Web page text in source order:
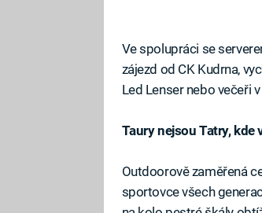
Ve spolupráci se
zájezd od CK Kudrna,
Led Lenser nebo večeři
Taury nejsou Tatry, kde
Outdoorově zaměřená
sportovce všech